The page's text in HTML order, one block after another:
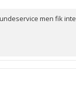
men fik